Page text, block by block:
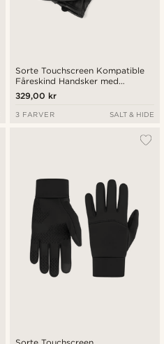
Sorte Touchscreen Kompatible
Fåreskind Handsker med
Manchetter
329,00 kr
3 FARVER SALT & HIDE